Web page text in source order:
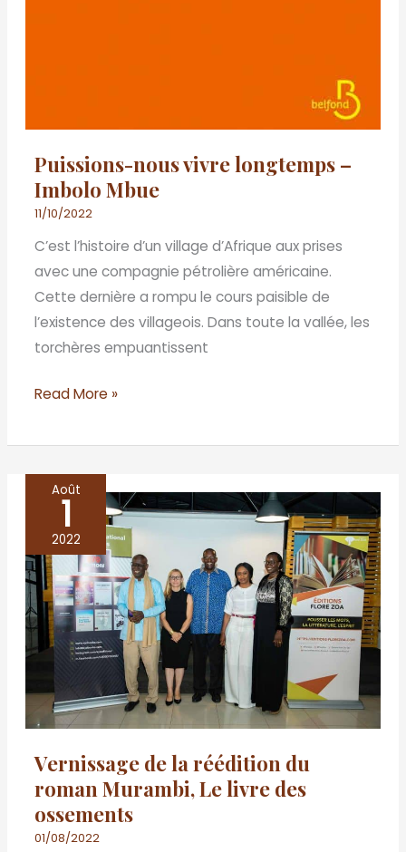
Puissions-nous vivre longtemps –
Imbolo Mbue
11/10/2022
C’est l’histoire d’un village d’Afrique aux prises
avec une compagnie pétrolière américaine.
Cette dernière a rompu le cours paisible de
l’existence des villageois. Dans toute la vallée, les
torchères empuantissent
Read More »
Août
1
2022
Vernissage de la réédition du
roman Murambi, Le livre des
ossements
01/08/2022
Vernissage
de
la
réédition
du
roman
Murambi,
Le
livre
ossements